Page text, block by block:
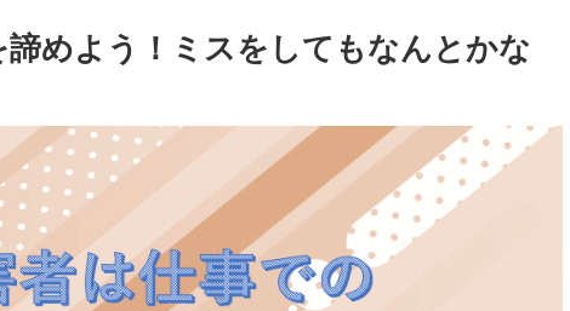
めよう！ミスをしてもなんとかな